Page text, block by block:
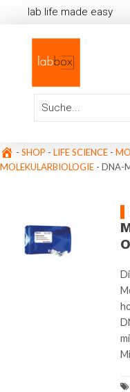
lab life made easy
- SHOP - LIFE SCIENCE -
MOLEKULARBIOLOGIE - DNA-